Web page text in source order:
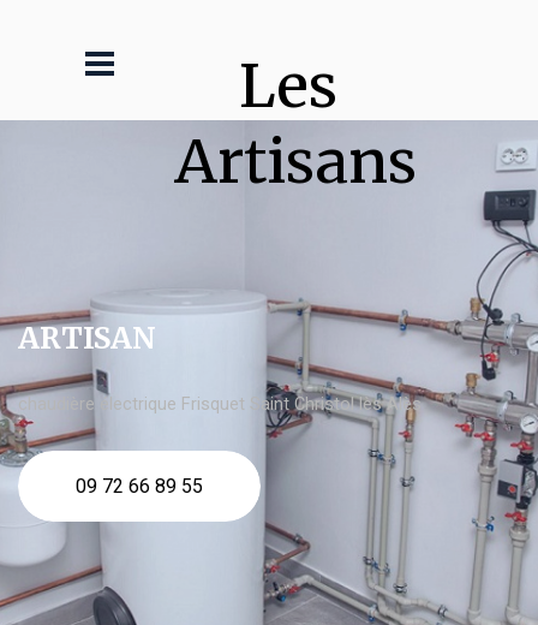
Les
Artisans
ARTISAN
chaudière électrique Frisquet Saint Christol lès Alès
09 72 66 89 55